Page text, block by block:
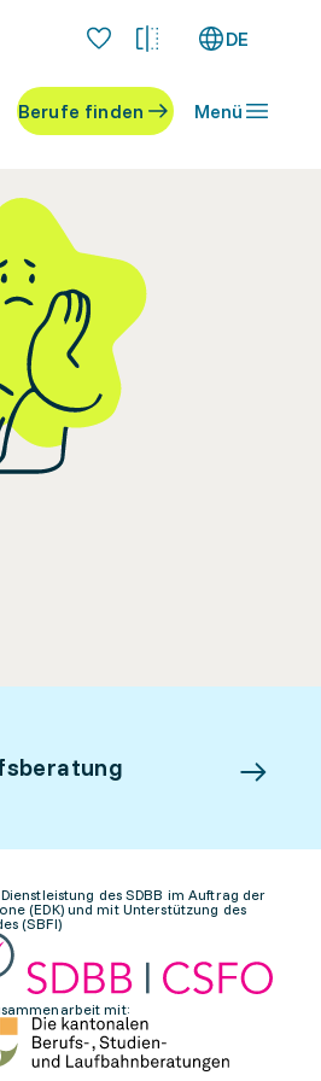
DE
Berufe finden Menü
des SDBB im Auftrag der
(EDK) und mit Unterstützung des
(SBFI)
mit: